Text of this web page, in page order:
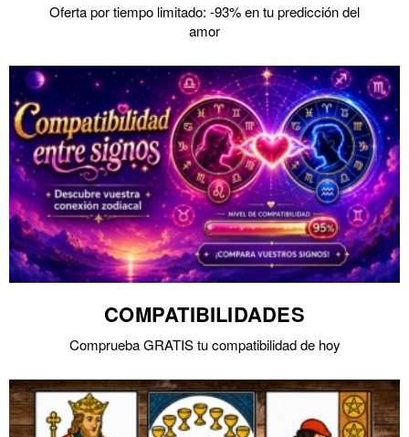
Oferta por tiempo limitado: -93% en tu predicción del
amor
COMPATIBILIDADES
Comprueba GRATIS tu compatibilidad de hoy